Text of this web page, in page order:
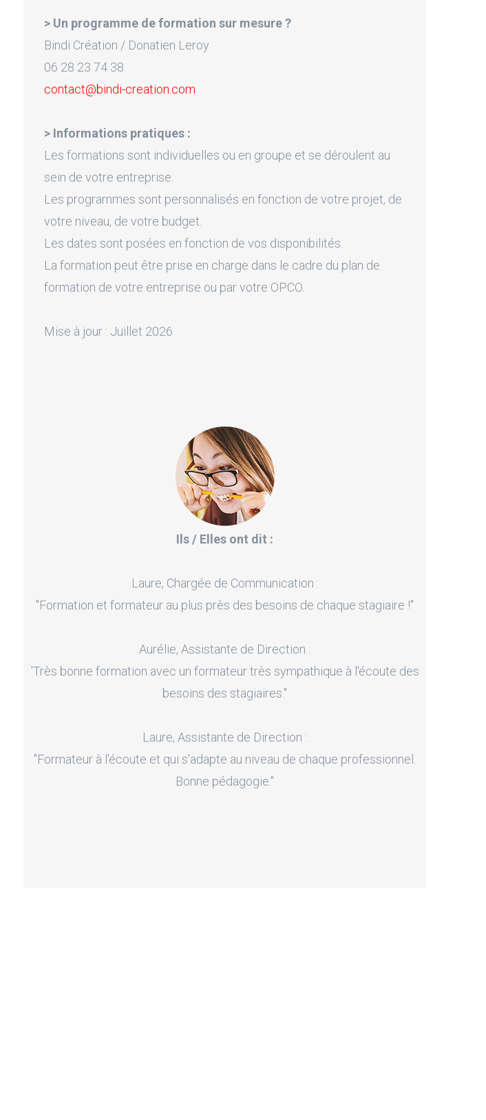
> Un programme de formation sur mesure ?
Bindi Création / Donatien Leroy
06 28 23 74 38
contact@bindi-creation.com
> Informations pratiques :
Les formations sont individuelles ou en groupe et se déroulent au
sein de votre entreprise.
Les programmes sont personnalisés en fonction de votre projet, de
votre niveau, de votre budget.
Les dates sont posées en fonction de vos disponibilités.
La formation peut être prise en charge dans le cadre du plan de
formation de votre entreprise ou par votre OPCO.
Mise à jour : Juillet 2026
Ils / Elles ont dit :
Laure, Chargée de Communication :
"Formation et formateur au plus près des besoins de chaque stagiaire !"
Aurélie, Assistante de Direction :
'Très bonne formation avec un formateur très sympathique à l'écoute des
besoins des stagiaires."
Laure, Assistante de Direction :
"Formateur à l'écoute et qui s'adapte au niveau de chaque professionnel.
Bonne pédagogie."